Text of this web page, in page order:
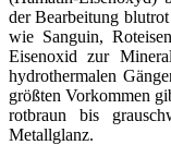
der Bearbeitung
wie Sanguin,
Eisenoxid zur
hydrothermalen
größ­ten Vorkommen
rotbraun bis
Metallglanz.